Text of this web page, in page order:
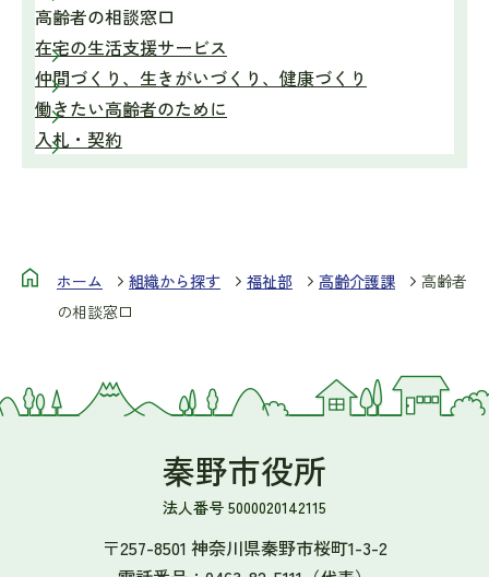
高齢者の相談窓口
在宅の生活支援サービス
仲間づくり、生きがいづくり、健康づくり
働きたい高齢者のために
入札・契約
ホーム 組織から探す 福祉部 高齢介護課
高齢者
の相談窓口
秦野市役所
法人番号 5000020142115
〒257-8501 神奈川県秦野市桜町1-3-2